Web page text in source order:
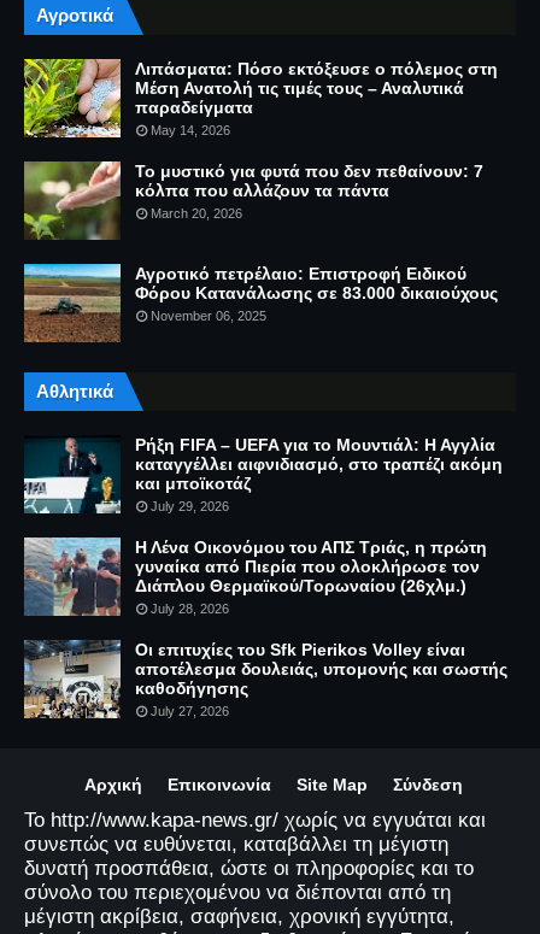
Αγροτικά
Λιπάσματα: Πόσο εκτόξευσε ο πόλεμος στη
Μέση Ανατολή τις τιμές τους – Αναλυτικά
παραδείγματα
May 14, 2026
Το μυστικό για φυτά που δεν πεθαίνουν: 7
κόλπα που αλλάζουν τα πάντα
March 20, 2026
Αγροτικό πετρέλαιο: Επιστροφή Ειδικού
Φόρου Κατανάλωσης σε 83.000 δικαιούχους
November 06, 2025
Αθλητικά
Ρήξη FIFA – UEFA για το Μουντιάλ: Η Αγγλία
καταγγέλλει αιφνιδιασμό, στο τραπέζι ακόμη
και μποϊκοτάζ
July 29, 2026
Η Λένα Οικονόμου του ΑΠΣ Τριάς, η πρώτη
γυναίκα από Πιερία που ολοκλήρωσε τον
Διάπλου Θερμαϊκού/Τορωναίου (26χλμ.)
July 28, 2026
Οι επιτυχίες του Sfk Pierikos Volley είναι
αποτέλεσμα δουλειάς, υπομονής και σωστής
καθοδήγησης
July 27, 2026
Αρχική Επικοινωνία Site Map Σύνδεση
Το http://www.kapa-news.gr/ χωρίς να εγγυάται και
συνεπώς να ευθύνεται, καταβάλλει τη μέγιστη
δυνατή προσπάθεια, ώστε οι πληροφορίες και το
σύνολο του περιεχομένου να διέπονται από τη
μέγιστη ακρίβεια, σαφήνεια, χρονική εγγύτητα,